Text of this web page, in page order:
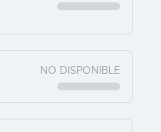
NO DISPONIBLE